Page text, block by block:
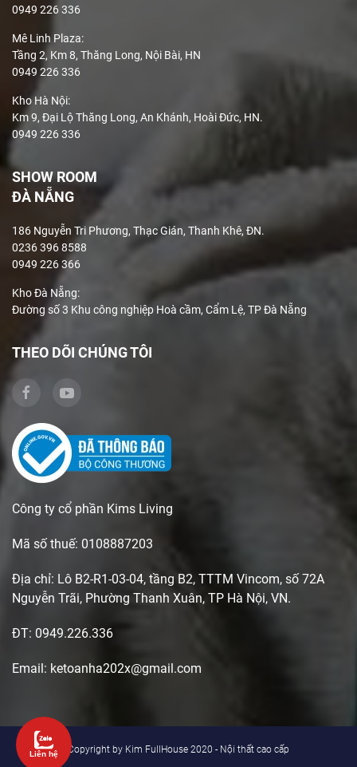
0949 226 336
Mê Linh Plaza:
Tầng 2, Km 8, Thăng Long, Nội Bài, HN
0949 226 336
Kho Hà Nội:
Km 9, Đại Lộ Thăng Long, An Khánh, Hoài Đức, HN.
0949 226 336
SHOW ROOM
ĐÀ NẴNG
186 Nguyễn Tri Phương, Thạc Gián, Thanh Khê, ĐN.
0236 396 8588
0949 226 366
Kho Đà Nẵng:
Đường số 3 Khu công nghiệp Hoà cầm, Cẩm Lệ, TP Đà Nẵng
THEO DÕI CHÚNG TÔI
Công ty cổ phần Kims Living
Mã số thuế: 0108887203
Địa chỉ: Lô B2-R1-03-04, tầng B2, TTTM Vincom, số 72A
Nguyễn Trãi, Phường Thanh Xuân, TP Hà Nội, VN.
ĐT: 0949.226.336
Email: ketoanha202x@gmail.com
Copyright by Kim FullHouse 2020 - Nội thất cao cấp
Liên hệ